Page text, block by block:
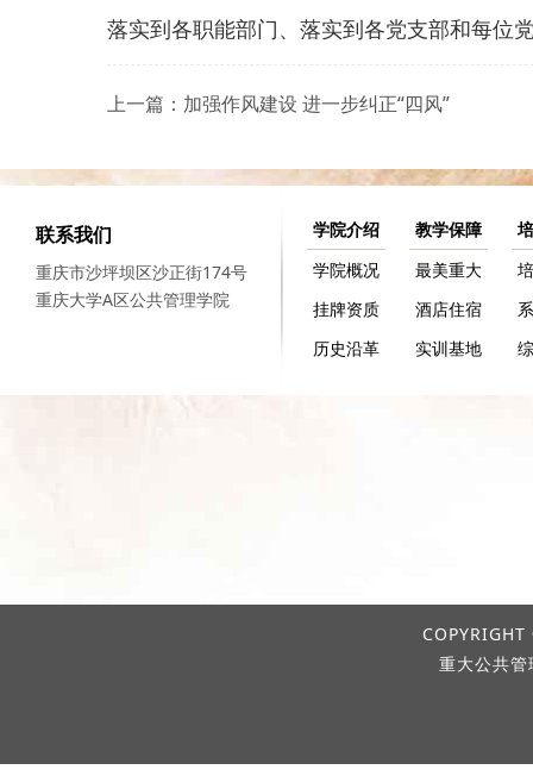
落实到各职能部门、落实到各党支部和每位
上一篇：加强作风建设 进一步纠正“四风”
联系我们
重庆市沙坪坝区沙正街174号
重庆大学A区公共管理学院
学院介绍
学院概况
挂牌资质
历史沿革
教学保障
最美重大
酒店住宿
实训基地
重大公共